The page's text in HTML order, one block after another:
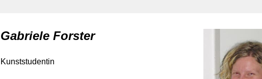
Gabriele Forster
Kunststudentin